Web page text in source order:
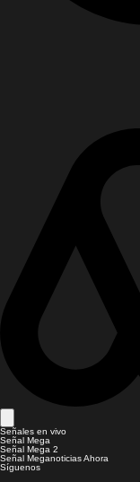
Señales en vivo
Señal Mega
Señal Mega 2
Señal Meganoticias Ahora
Síguenos